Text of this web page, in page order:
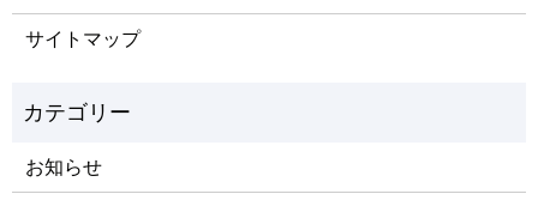
サイトマップ
お知らせ